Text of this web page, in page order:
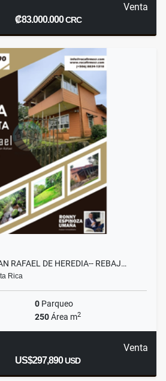
Venta
₡83.000.000CRC
RAFAEL DE HEREDIA-- REBAJ…
Rica
0 Parqueo
250Área m2
Venta
US$297,890USD